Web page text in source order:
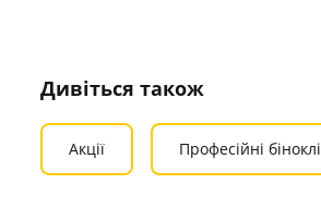
Дивіться також
Акції Професійні біноклі